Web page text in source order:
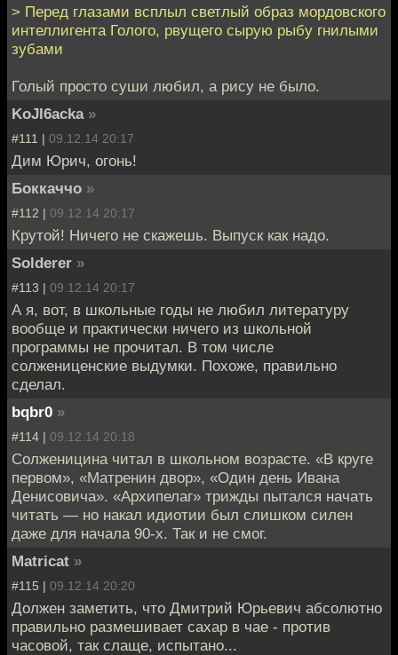
> Перед глазами всплыл светлый образ мордовского
интеллигента Голого, рвущего сырую рыбу гнилыми
зубами
Голый просто суши любил, а рису не было.
KoJI6acka »
#111 | 09.12.14 20:17
Дим Юрич, огонь!
Боккаччо »
#112 | 09.12.14 20:17
Крутой! Ничего не скажешь. Выпуск как надо.
Solderer »
#113 | 09.12.14 20:17
А я, вот, в школьные годы не любил литературу
вообще и практически ничего из школьной
программы не прочитал. В том числе
солжениценские выдумки. Похоже, правильно
сделал.
bqbr0 »
#114 | 09.12.14 20:18
Солженицина читал в школьном возрасте. «В круге
первом», «Матренин двор», «Один день Ивана
Денисовича». «Архипелаг» трижды пытался начать
читать — но накал идиотии был слишком силен
даже для начала 90-х. Так и не смог.
Matricat »
#115 | 09.12.14 20:20
Должен заметить, что Дмитрий Юрьевич абсолютно
правильно размешивает сахар в чае - против
часовой, так слаще, испытано...